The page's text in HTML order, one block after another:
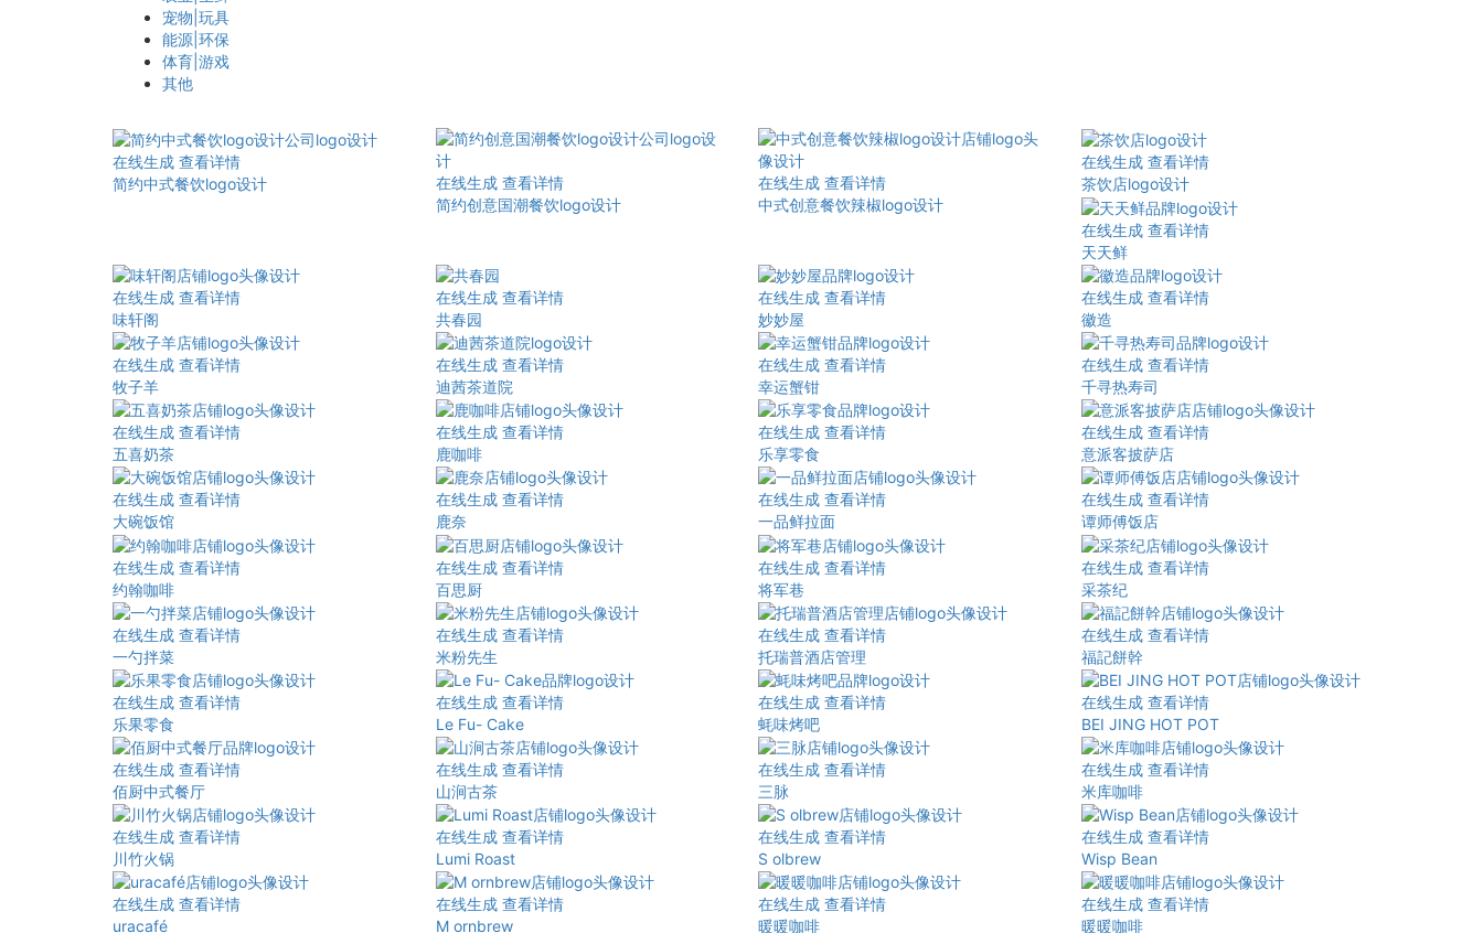
宠物|玩具
能源|环保
体育|游戏
其他
在线生成 查看详情
简约中式餐饮logo设计
在线生成 查看详情
简约创意国潮餐饮logo设计
在线生成 查看详情
中式创意餐饮辣椒logo设计
在线生成 查看详情
茶饮店logo设计
在线生成 查看详情
天天鲜
在线生成 查看详情
味轩阁
在线生成 查看详情
共春园
在线生成 查看详情
妙妙屋
在线生成 查看详情
徽造
在线生成 查看详情
牧子羊
在线生成 查看详情
迪茜茶道院
在线生成 查看详情
幸运蟹钳
在线生成 查看详情
千寻热寿司
在线生成 查看详情
五喜奶茶
在线生成 查看详情
鹿咖啡
在线生成 查看详情
乐享零食
在线生成 查看详情
意派客披萨店
在线生成 查看详情
大碗饭馆
在线生成 查看详情
鹿奈
在线生成 查看详情
一品鲜拉面
在线生成 查看详情
谭师傅饭店
在线生成 查看详情
约翰咖啡
在线生成 查看详情
百思厨
在线生成 查看详情
将军巷
在线生成 查看详情
采茶纪
在线生成 查看详情
一勺拌菜
在线生成 查看详情
米粉先生
在线生成 查看详情
托瑞普酒店管理
在线生成 查看详情
福記餅幹
在线生成 查看详情
乐果零食
在线生成 查看详情
Le Fu- Cake
在线生成 查看详情
蚝味烤吧
在线生成 查看详情
BEI JING HOT POT
在线生成 查看详情
佰厨中式餐厅
在线生成 查看详情
山涧古茶
在线生成 查看详情
三脉
在线生成 查看详情
米库咖啡
在线生成 查看详情
川竹火锅
在线生成 查看详情
Lumi Roast
在线生成 查看详情
S olbrew
在线生成 查看详情
Wisp Bean
在线生成 查看详情
uracafé
在线生成 查看详情
M ornbrew
在线生成 查看详情
暖暖咖啡
在线生成 查看详情
暖暖咖啡